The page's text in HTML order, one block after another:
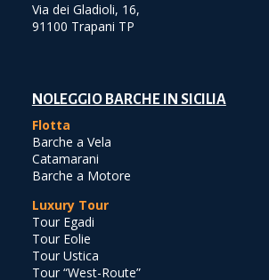
Via dei Gladioli, 16,
91100 Trapani TP
NOLEGGIO BARCHE IN SICILIA
Flotta
Barche a Vela
Catamarani
Barche a Motore
Luxury Tour
Tour Egadi
Tour Eolie
Tour Ustica
Tour “West-Route”